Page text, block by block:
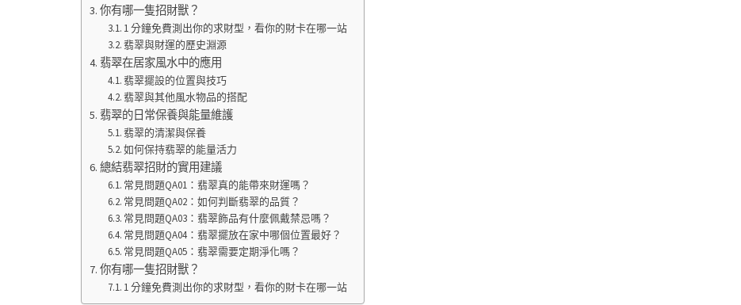
你有哪一隻招財獸？
1 分鐘免費測出你的求財型，看你的財卡在哪一站
翡翠與財運的歷史淵源
翡翠在居家風水中的應用
翡翠擺設的位置與技巧
翡翠與其他風水物品的搭配
翡翠的日常保養與能量維護
翡翠的清潔與保養
如何保持翡翠的能量活力
總結翡翠招財的實用建議
常見問題QA01：翡翠真的能帶來財運嗎？
常見問題QA02：如何判斷翡翠的品質？
常見問題QA03：翡翠飾品有什麼佩戴禁忌嗎？
常見問題QA04：翡翠擺放在家中哪個位置最好？
常見問題QA05：翡翠需要定期淨化嗎？
你有哪一隻招財獸？
1 分鐘免費測出你的求財型，看你的財卡在哪一站